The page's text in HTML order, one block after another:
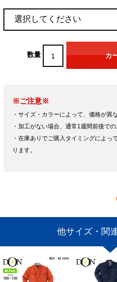
数量
※ご注意※
・サイズ・カラーによって、価格が異
・加工がない場合、通常1週間前後での
・在庫ありでご購入タイミングによっ
ります。
他サイズ・関